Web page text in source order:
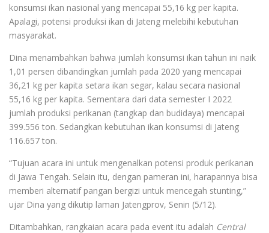
konsumsi ikan nasional yang mencapai 55,16 kg per kapita.
Apalagi, potensi produksi ikan di Jateng melebihi kebutuhan
masyarakat.
Dina menambahkan bahwa jumlah konsumsi ikan tahun ini naik
1,01 persen dibandingkan jumlah pada 2020 yang mencapai
36,21 kg per kapita setara ikan segar, kalau secara nasional
55,16 kg per kapita. Sementara dari data semester I 2022
jumlah produksi perikanan (tangkap dan budidaya) mencapai
399.556 ton. Sedangkan kebutuhan ikan konsumsi di Jateng
116.657 ton.
“Tujuan acara ini untuk mengenalkan potensi produk perikanan
di Jawa Tengah. Selain itu, dengan pameran ini, harapannya bisa
memberi alternatif pangan bergizi untuk mencegah stunting,”
ujar Dina yang dikutip laman Jatengprov, Senin (5/12).
Ditambahkan, rangkaian acara pada event itu adalah Central